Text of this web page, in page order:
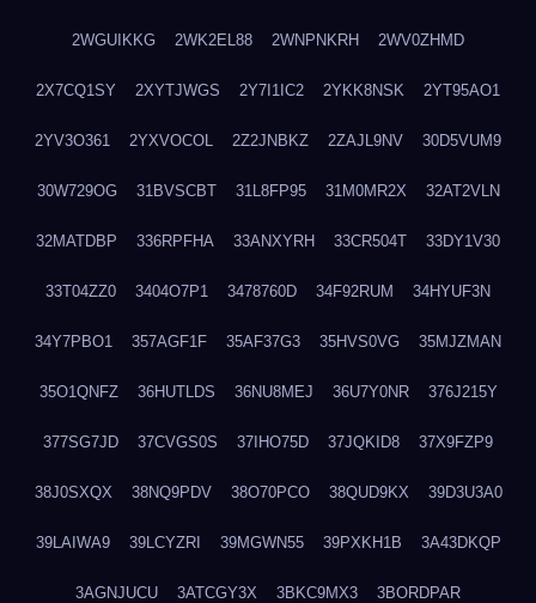
2WGUIKKG 2WK2EL88 2WNPNKRH 2WV0ZHMD
2X7CQ1SY 2XYTJWGS 2Y7I1IC2 2YKK8NSK 2YT95AO1
2YV3O361 2YXVOCOL 2Z2JNBKZ 2ZAJL9NV 30D5VUM9
30W729OG 31BVSCBT 31L8FP95 31M0MR2X 32AT2VLN
32MATDBP 336RPFHA 33ANXYRH 33CR504T 33DY1V30
33T04ZZ0 3404O7P1 3478760D 34F92RUM 34HYUF3N
34Y7PBO1 357AGF1F 35AF37G3 35HVS0VG 35MJZMAN
35O1QNFZ 36HUTLDS 36NU8MEJ 36U7Y0NR 376J215Y
377SG7JD 37CVGS0S 37IHO75D 37JQKID8 37X9FZP9
38J0SXQX 38NQ9PDV 38O70PCO 38QUD9KX 39D3U3A0
39LAIWA9 39LCYZRI 39MGWN55 39PXKH1B 3A43DKQP
3AGNJUCU 3ATCGY3X 3BKC9MX3 3BORDPAR